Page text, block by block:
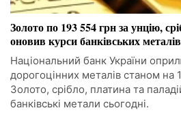
Золото по 193 554 грн за унцію,
оновив курси банківських металів
Національний банк України
дорогоцінних металів станом на
Золото, срібло, платина та
банківські метали сьогодні.